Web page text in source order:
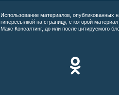
Использование материалов, опубликованных
гиперссылкой на страницу, с которой
Макс Консалтинг, до или после цитируемого